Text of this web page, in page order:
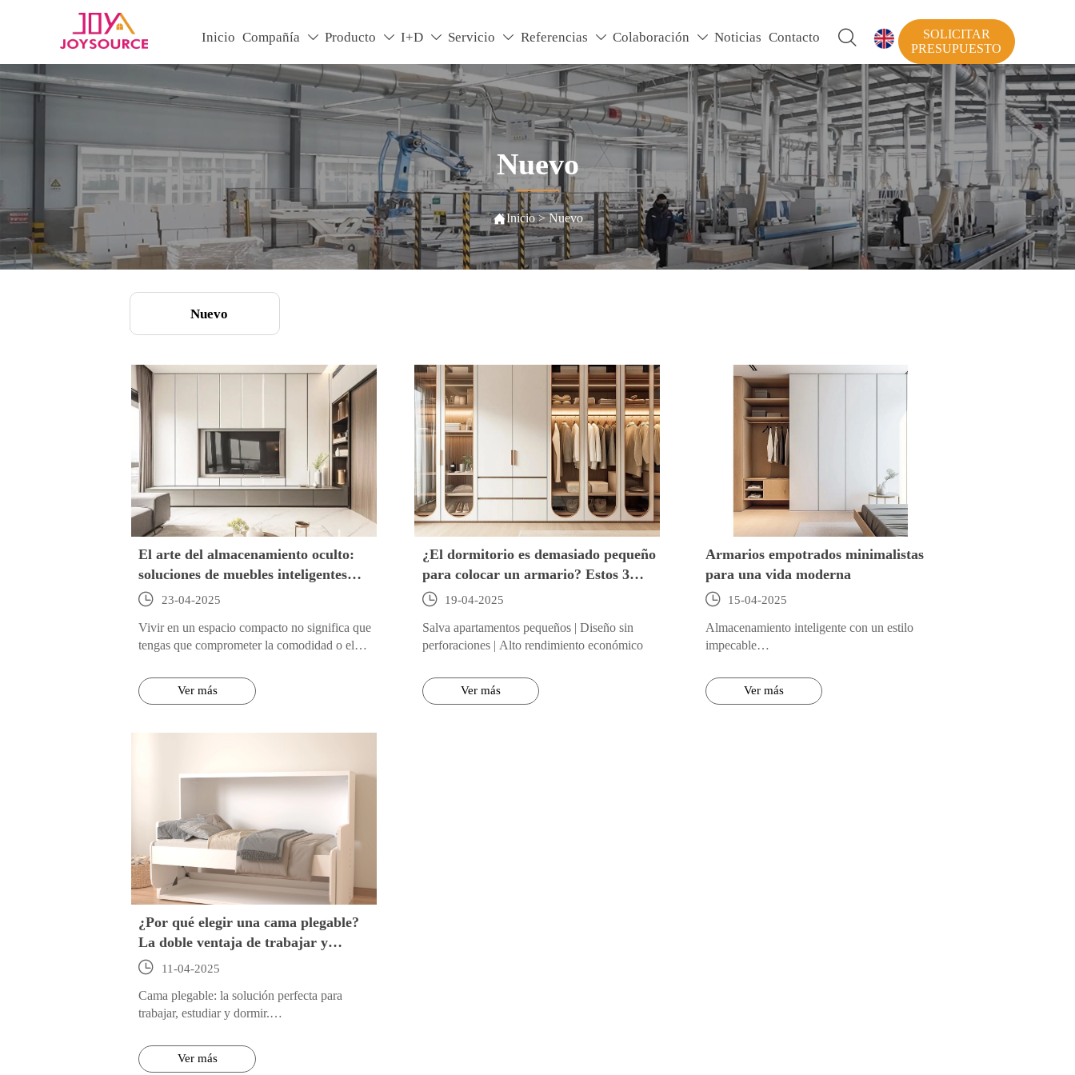
Inicio Compañía  Producto  I+D  Servicio  Referencias  Colaboración  Noticias Contacto  
SOLICITAR
PRESUPUESTO
Nuevo
Inicio>Nuevo
Nuevo
El arte del almacenamiento oculto:
soluciones de muebles inteligentes
para una vida compacta diseñadas
 23-04-2025
Vivir en un espacio compacto no significa que
tengas que comprometer la comodidad o el
diseño de muebles inteligentes es la clave para
aprovechar al máximo cada metro cuadrado, y
magia.
Ver más
¿El dormitorio es demasiado pequeño
para colocar un armario? Estos 3
tipos de armarios combinados pueden
almacenamiento y resolver el
problema de los apartamentos
pequeños
 19-04-2025
Salva apartamentos pequeños | Diseño sin
perforaciones | Alto rendimiento económico
Ver más
Armarios empotrados minimalistas
para una vida moderna
 15-04-2025
Almacenamiento inteligente con un estilo
impecable
maximiza el almacenamiento? En
JOYSOURCE, le ofrecemos elegantes
Ver más
¿Por qué elegir una cama plegable?
La doble ventaja de trabajar y
dormir.
 11-04-2025
Cama plegable: la solución perfecta para
trabajar, estudiar y dormir.
y la escasez de espacio, optimizar cada metro
cuadrado se ha convertido en un problema
Ver más